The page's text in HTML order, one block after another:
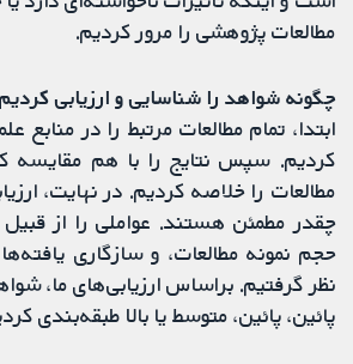
مطالعات پژوهشی را مرور کردیم.
چگونه شواهد را شناسایی و ارزیابی
ابتدا، تمام مطالعات مرتبط را در
کردیم. سپس نتایج را با هم مقایسه
مطالعات را خلاصه کردیم. در نهایت،
چقدر مطمئن هستند. عواملی را از قبیل
حجم نمونه‌ مطالعات، و سازگاری
نظر گرفتیم. براساس ارزیابی‌های ما،
پائین، پائین، متوسط یا بالا طبقه‌بندی